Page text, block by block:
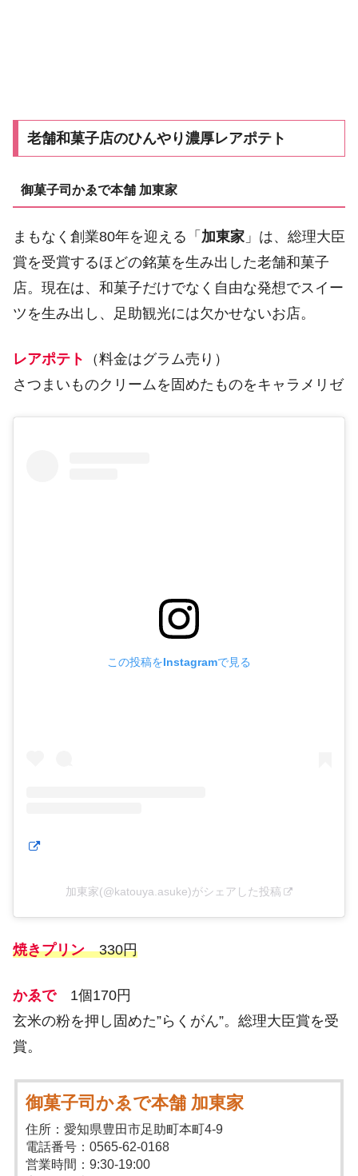
老舗和菓子店のひんやり濃厚レアポテト
御菓子司かゑで本舗 加東家
まもなく創業80年を迎える「 加東家 」は、総理大臣
賞を受賞するほどの銘菓を生み出した老舗和菓子
店。現在は、和菓子だけでなく自由な発想でスイー
ツを生み出し、足助観光には欠かせないお店。
レアポテト
（料金はグラム売り）
さつまいものクリームを固めたものをキャラメリゼ
この投稿をInstagramで見る
加東家(@katouya.asuke)がシェアした投稿
焼きプリン330円
かゑで1個170円
玄米の粉を押し固めた”らくがん”。総理大臣賞を受
賞。
御菓子司かゑで本舗 加東家
住所：愛知県豊田市足助町本町4-9
電話番号：0565-62-0168
営業時間：9:30-19:00